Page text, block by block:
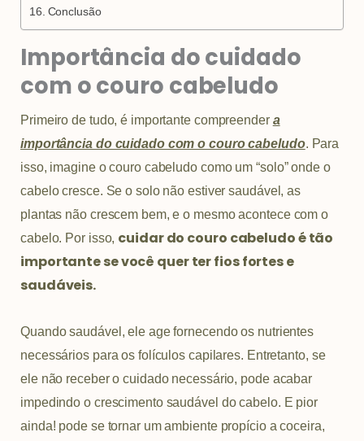
Conclusão
Importância do cuidado
com o couro cabeludo
Primeiro de tudo, é importante compreender a
importância do cuidado com o couro cabeludo. Para
isso, imagine o couro cabeludo como um “solo” onde o
cabelo cresce. Se o solo não estiver saudável, as
plantas não crescem bem, e o mesmo acontece com o
cabelo. Por isso, cuidar do couro cabeludo é tão
importante se você quer ter fios fortes e
saudáveis.
Quando saudável, ele age fornecendo os nutrientes
necessários para os folículos capilares. Entretanto, se
ele não receber o cuidado necessário, pode acabar
impedindo o crescimento saudável do cabelo. E pior
ainda! pode se tornar um ambiente propício a coceira,